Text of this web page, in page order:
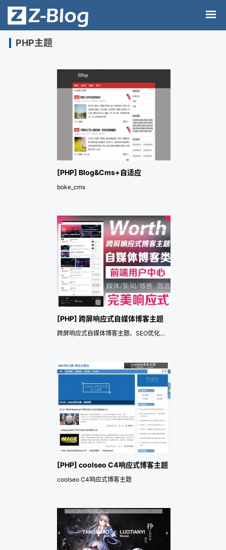
PHP主题
[PHP] Blog&Cms+自适应
boke_cms
[PHP] 跨屏响应式自媒体博客主题
跨屏响应式自媒体博客主题、SEO优化良好、自带前端用户中心
[PHP] coolseo C4响应式博客主题
coolseo C4响应式博客主题